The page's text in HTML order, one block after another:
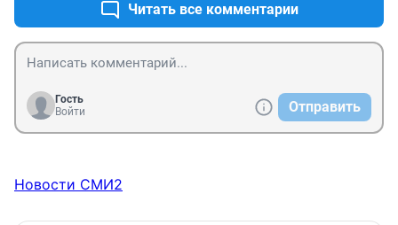
Читать все комментарии
Гость
Войти
Отправить
Новости СМИ2